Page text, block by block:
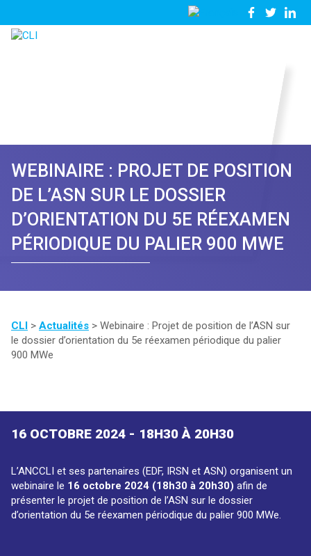
28
23
contacter
WEBINAIRE : PROJET DE POSITION
DE L’ASN SUR LE DOSSIER
D’ORIENTATION DU 5E RÉEXAMEN
PÉRIODIQUE DU PALIER 900 MWE
CLI > Actualités > Webinaire : Projet de position de l’ASN sur
le dossier d’orientation du 5e réexamen périodique du palier
900 MWe
16 OCTOBRE 2024 - 18H30 À 20H30
L’ANCCLI et ses partenaires (EDF, IRSN et ASN) organisent un
webinaire le 16 octobre 2024 (18h30 à 20h30) afin de
présenter le projet de position de l’ASN sur le dossier
d’orientation du 5e réexamen périodique du palier 900 MWe.